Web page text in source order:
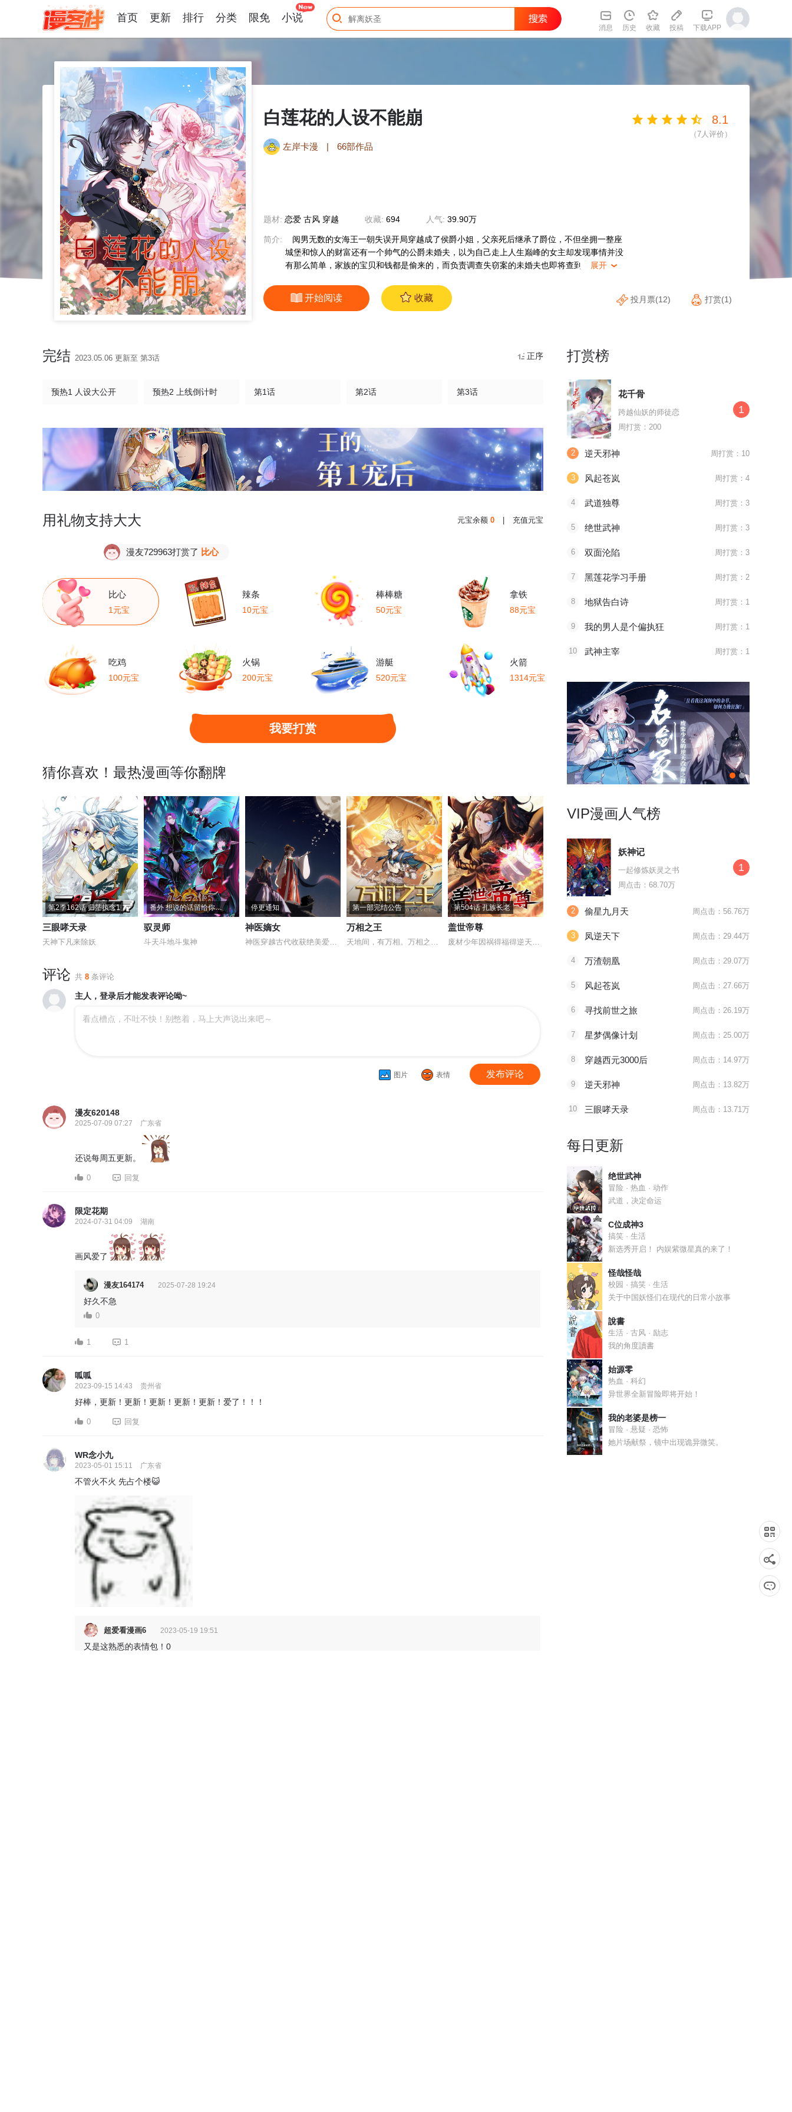
白莲花的人设不能崩
左岸卡漫 | 66部作品
题材: 恋爱 古风 穿越 收藏: 694 人气: 39.90万
简介:
阅男无数的女海王一朝失误开局穿越成了侯爵小姐，父亲死后继承了爵位，不但坐拥一整座
城堡和惊人的财富还有一个帅气的公爵未婚夫，以为自己走上人生巅峰的女主却发现事情并没
有那么简单，家族的宝贝和钱都是偷来的，而负责调查失窃案的未婚夫也即将查到她头上！
展开 
开始阅读 收藏
8.1
（7人评价）
投月票(12) 打赏(1)
完结 2023.05.06 更新至 第3话 正序
预热1 人设大公开 预热2 上线倒计时 第1话 第2话 第3话
用礼物支持大大 元宝余额 0 充值元宝
漫友729963打赏了比心
比心
1元宝
辣条
10元宝
棒棒糖
50元宝
拿铁
88元宝
吃鸡
100元宝
火锅
200元宝
游艇
520元宝
火箭
1314元宝
我要打赏
猜你喜欢！最热漫画等你翻牌
第2季162话 归茫执念1
三眼哮天录
天神下凡来除妖
番外 想说的话留给你们填写
驭灵师
斗天斗地斗鬼神
停更通知
神医嫡女
神医穿越古代收获绝美爱情，王爷你还装
第一部完结公告
万相之王
天地间，有万相。万相之王，非我莫属！
第504话 孔族长老
盖世帝尊
废材少年因祸得福得逆天功法
第286话
我家少卿大人是只猫
最终话 皆大欢喜
寒梅绽放，逆风翻盘
评论 共 8 条评论
主人，登录后才能发表评论呦~
看点槽点，不吐不快！别憋着，马上大声说出来吧～
图片 表情 发布评论
漫友620148
2025-07-09 07:27 广东省
还说每周五更新。
0 回复
限定花期
2024-07-31 04:09 湖南
画风爱了
漫友164174 2025-07-28 19:24
好久不急
0
1 1
呱呱
2023-09-15 14:43 贵州省
好棒，更新！更新！更新！更新！更新！爱了！！！
0 回复
WR念小九
2023-05-01 15:11 广东省
不管火不火 先占个楼😺
超爱看漫画6 2023-05-19 19:51
又是这熟悉的表情包！0
打赏榜
花千骨
跨越仙妖的师徒恋
周打赏：200
1
2 逆天邪神 周打赏：10
3 风起苍岚 周打赏：4
4 武道独尊 周打赏：3
5 绝世武神 周打赏：3
6 双面沦陷 周打赏：3
7 黑莲花学习手册 周打赏：2
8 地狱告白诗 周打赏：1
9 我的男人是个偏执狂 周打赏：1
10 武神主宰 周打赏：1
VIP漫画人气榜
妖神记
一起修炼妖灵之书
周点击：68.70万
1
2 偷星九月天 周点击：56.76万
3 凤逆天下 周点击：29.44万
4 万渣朝凰 周点击：29.07万
5 风起苍岚 周点击：27.66万
6 寻找前世之旅 周点击：26.19万
7 星梦偶像计划 周点击：25.00万
8 穿越西元3000后 周点击：14.97万
9 逆天邪神 周点击：13.82万
10 三眼哮天录 周点击：13.71万
每日更新
绝世武神
冒险 · 热血 · 动作
武道，决定命运
C位成神3
搞笑 · 生活
新选秀开启！ 内娱紫微星真的来了！
怪哉怪哉
校园 · 搞笑 · 生活
关于中国妖怪们在现代的日常小故事
說書
生活 · 古风 · 励志
我的角度讀書
始源零
热血 · 科幻
异世界全新冒险即将开始！
我的老婆是榜一
冒险 · 悬疑 · 恐怖
她片场献祭，镜中出现诡异微笑。
首页 更新 排行 分类 限免 小说
消息 历史 收藏 投稿 下载APP